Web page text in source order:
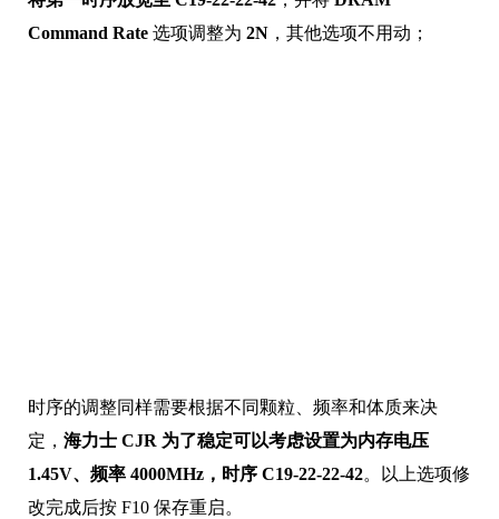
Command Rate 选项调整为 2N ，其他选项不用动；
时序的调整同样需要根据不同颗粒、频率和体质来决
定， 海力士 CJR 为了稳定可以考虑设置为内存电压
1.45V、频率 4000MHz，时序 C19-22-22-42。以上选项修
改完成后按 F10 保存重启。